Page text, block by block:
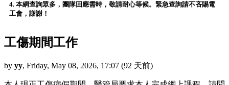
4. 本網查詢眾多，團隊回應需時，敬請耐心等候。緊急查詢請不吝賜電
工會，謝謝！
工傷期間工作
by yy, Friday, May 08, 2026, 17:07 (92 天前)